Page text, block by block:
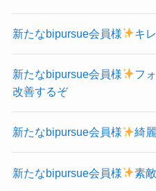
新たなbipursue会員様 キ
新たなbipursue会員様
フ
改善するぞ
新たなbipursue会員様 綺
新たなbipursue会員様 素